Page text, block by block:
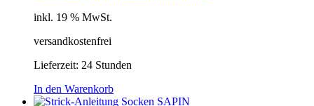
inkl. 19 % MwSt.
versandkostenfrei
Lieferzeit: 24 Stunden
In den Warenkorb